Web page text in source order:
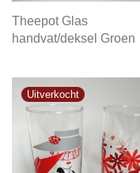
Theepot Glas
handvat/deksel Groen